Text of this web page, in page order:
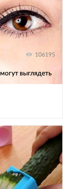
106195
выглядеть